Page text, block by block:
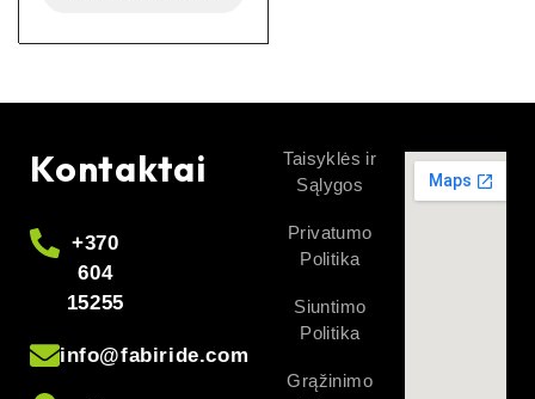
Kontaktai
+370
604
15255
info@fabiride.com
Taisyklės ir
Sąlygos
Privatumo
Politika
Siuntimo
Politika
Grąžinimo